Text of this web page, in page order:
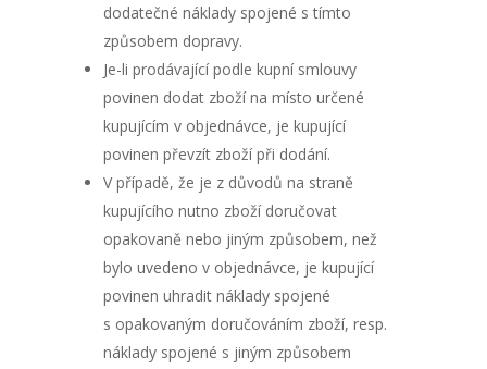
dodatečné náklady spojené s tímto
způsobem dopravy.
Je-li prodávající podle kupní smlouvy
povinen dodat zboží na místo určené
kupujícím v objednávce, je kupující
povinen převzít zboží při dodání.
V případě, že je z důvodů na straně
kupujícího nutno zboží doručovat
opakovaně nebo jiným způsobem, než
bylo uvedeno v objednávce, je kupující
povinen uhradit náklady spojené
s opakovaným doručováním zboží, resp.
náklady spojené s jiným způsobem